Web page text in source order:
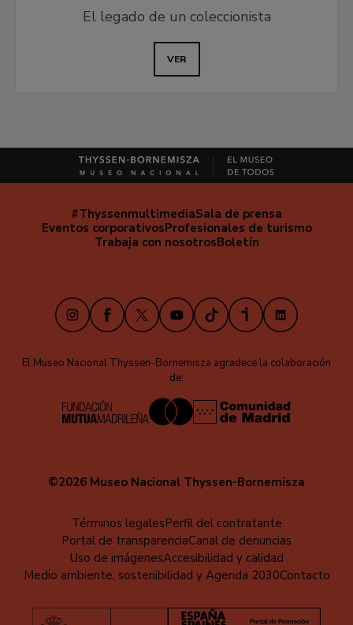
El legado de un coleccionista
VER
Navegación
secundaria
#ThyssenmultimediaSala de prensa
Eventos corporativosProfesionales de turismo
Trabaja con nosotrosBoletín
InstagramFacebook
X YoutubeTikTokiVooxLinkedIn
El Museo Nacional Thyssen-Bornemisza agradece la colaboración
de:
©2026 Museo Nacional Thyssen-Bornemisza
pie
Términos legalesPerfil del contratante
Portal de transparenciaCanal de denuncias
Uso de imágenesAccesibilidad y calidad
Medio ambiente, sostenibilidad y Agenda 2030Contacto